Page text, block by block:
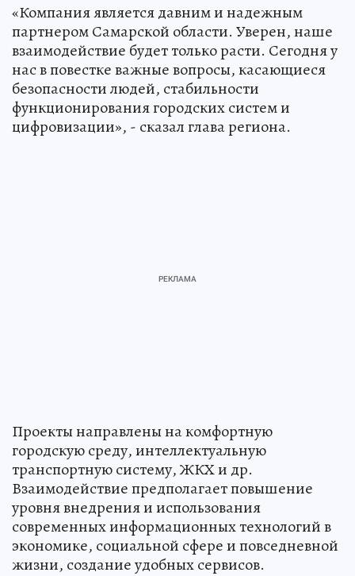
«Компания является давним и надежным
партнером Самарской области. Уверен, наше
взаимодействие будет только расти. Сегодня у
нас в повестке важные вопросы, касающиеся
безопасности людей, стабильности
функционирования городских систем и
цифровизации», - сказал глава региона.
Проекты направлены на комфортную
городскую среду, интеллектуальную
транспортную систему, ЖКХ и др.
Взаимодействие предполагает повышение
уровня внедрения и использования
современных информационных технологий в
экономике, социальной сфере и повседневной
жизни, создание удобных сервисов.